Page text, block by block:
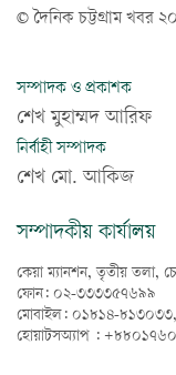
© দৈনিক চট্টগ্রাম খবর
সম্পাদক ও প্রকাশক
শেখ মুহাম্মদ আরিফ
নির্বাহী সম্পাদক
শেখ মো. আকিজ
সম্পাদকীয় কার্যালয়
কেয়া ম্যানশন, তৃতীয় তলা,
ফোন: ০২-৩৩৩৩৫৭৬৯৯
মোবাইল: ০১৮১৪-
হোয়াটসঅ্যাপ :